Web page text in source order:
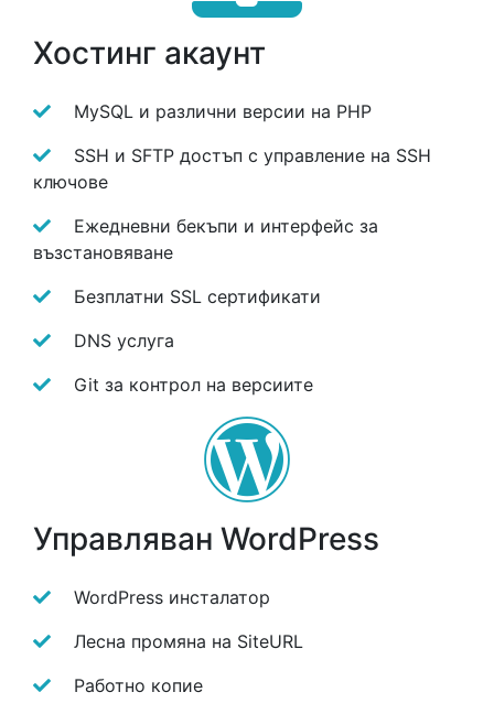
Хостинг акаунт
MySQL и различни версии на PHP
SSH и SFTP достъп с управление на SSH
ключове
Ежедневни бекъпи и интерфейс за
възстановяване
Безплатни SSL сертификати
DNS услуга
Git за контрол на версиите
Управляван WordPress
WordPress инсталатор
Лесна промяна на SiteURL
Работно копие